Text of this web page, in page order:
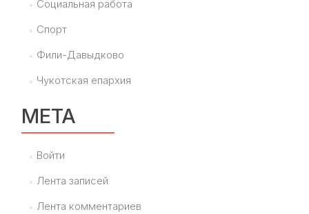
Социальная работа
Спорт
Фили-Давыдково
Чукотская епархия
МЕТА
Войти
Лента записей
Лента комментариев